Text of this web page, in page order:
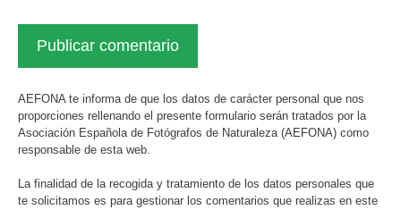
AEFONA te informa de que los datos de carácter personal que nos
proporciones rellenando el presente formulario serán tratados por la
Asociación Española de Fotógrafos de Naturaleza (AEFONA) como
responsable de esta web.
La finalidad de la recogida y tratamiento de los datos personales que
te solicitamos es para gestionar los comentarios que realizas en este